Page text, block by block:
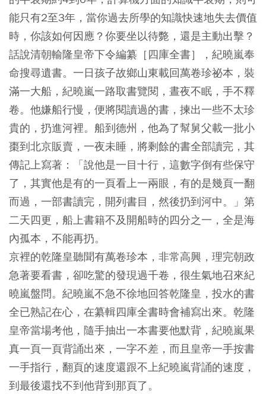
能只有2至3年，當你過去所學的知識快速地失去價值
時，你該如何因應？你要坐以待斃，還是主動出擊？
話說清朝輸隆皇帝下令編纂［四庫全書］，紀曉嵐奉
命搜尋遺書。一日孩子故鄉山東載回萬卷珍祕本，裝
滿一大船，紀曉嵐一路取書覽閱，晝夜不眠，手不釋
卷。他嫌船行慢，便將閱讀過的書，揀出一些不太珍
貴的，扔進河裡。船到德州，他為了幫舅父載一批小
棗到北京販賣，一夜未睡，將剩餘的書全部讀完，其
傳記上寫著：「說他是一目十行，這數字倒有些保守
了，其實他是有的一頁看上一兩眼，有的是幾頁一翻
而過，一部書讀完，開列書目，然後扔到河中。」第
二天四更，船上書籍不及開船時的四分之一，全是海
內孤本，不能再扔。
京裡的乾隆皇聽聞有萬卷珍本，非常高興，理完朝政
急著要看書，卻吃驚的發現過千卷，很生氣地召來紀
曉嵐盤問。紀曉嵐不急不徐地回答乾隆皇，投水的書
全已熟記在心，在纂輯四庫全書時會補寫出來。乾隆
皇帝當場考他，隨手抽出一本書要他默背，紀曉嵐果
真一頁一頁背誦出來，一字不差，而且皇帝一手按書
一手指行，翻頁的速度還跟不上紀曉嵐背誦的速度，
到最後還找不到他背到那頁了。